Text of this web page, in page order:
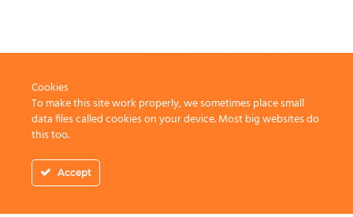
Cookies
To make this site work properly, we sometimes place small
data files called cookies on your device. Most big websites do
this too.
Accept